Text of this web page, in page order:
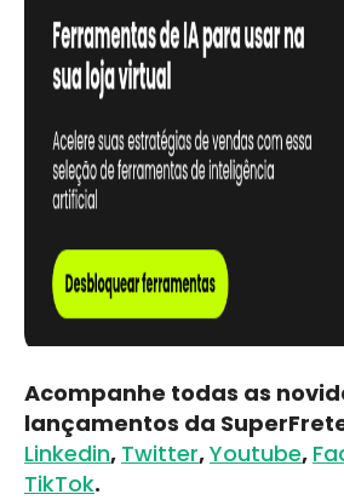
Acompanhe todas as
lançamentos da
Linkedin, Twitter,Youtube,
TikTok.